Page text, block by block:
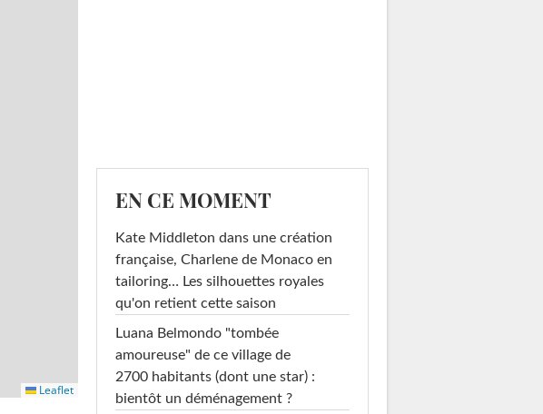
Leaflet
EN CE MOMENT
Kate Middleton dans une création
française, Charlene de Monaco en
tailoring… Les silhouettes royales
qu'on retient cette saison
Luana Belmondo "tombée
amoureuse" de ce village de
2700 habitants (dont une star) :
bientôt un déménagement ?